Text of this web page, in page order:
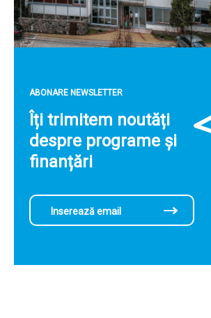
ABONARE NEWSLETTER
Îți trimitem noutăți
despre programe și
finanțări